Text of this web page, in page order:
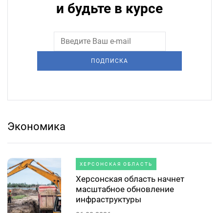
и будьте в курсе
ПОДПИСКА
Экономика
ХЕРСОНСКАЯ ОБЛАСТЬ
Херсонская область начнет
масштабное обновление
инфраструктуры